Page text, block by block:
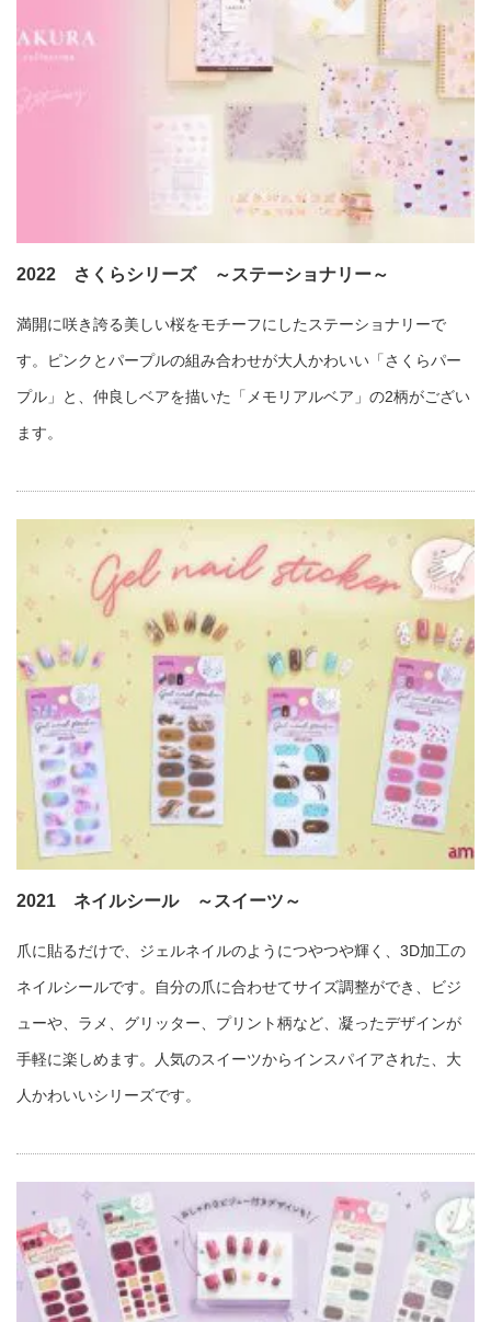
2022 さくらシリーズ ～ステーショナリー～
満開に咲き誇る美しい桜をモチーフにしたステーショナリーで
す。ピンクとパープルの組み合わせが大人かわいい「さくらパー
プル」と、仲良しベアを描いた「メモリアルベア」の2柄がござい
ます。
2021 ネイルシール ～スイーツ～
爪に貼るだけで、ジェルネイルのようにつやつや輝く、3D加工の
ネイルシールです。自分の爪に合わせてサイズ調整ができ、ビジ
ューや、ラメ、グリッター、プリント柄など、凝ったデザインが
手軽に楽しめます。人気のスイーツからインスパイアされた、大
人かわいいシリーズです。